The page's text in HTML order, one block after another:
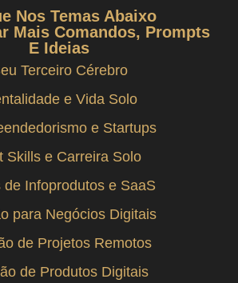
Nos Temas Abaixo
Mais Comandos, Prompts
E Ideias
Terceiro Cérebro
e Vida Solo
e Startups
Skills e Carreira Solo
de Infoprodutos e SaaS
para Negócios Digitais
de Projetos Remotos
de Produtos Digitais